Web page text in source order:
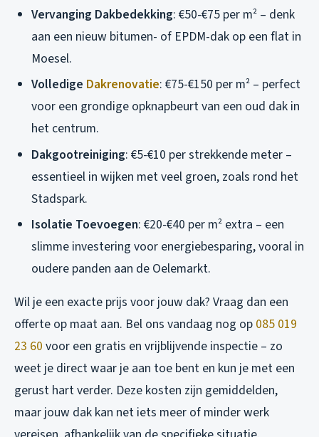
Vervanging Dakbedekking: €50-€75 per m² – denk
aan een nieuw bitumen- of EPDM-dak op een flat in
Moesel.
Volledige Dakrenovatie: €75-€150 per m² – perfect
voor een grondige opknapbeurt van een oud dak in
het centrum.
Dakgootreiniging: €5-€10 per strekkende meter –
essentieel in wijken met veel groen, zoals rond het
Stadspark.
Isolatie Toevoegen: €20-€40 per m² extra – een
slimme investering voor energiebesparing, vooral in
oudere panden aan de Oelemarkt.
Wil je een exacte prijs voor jouw dak? Vraag dan een
offerte op maat aan. Bel ons vandaag nog op 085 019
23 60 voor een gratis en vrijblijvende inspectie – zo
weet je direct waar je aan toe bent en kun je met een
gerust hart verder. Deze kosten zijn gemiddelden,
maar jouw dak kan net iets meer of minder werk